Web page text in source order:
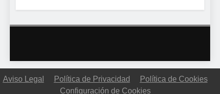
Aviso Legal Política de Privacidad
Política de Cookies
Configuración de Cookies